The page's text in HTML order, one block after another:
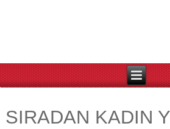
SIRADAN KADIN